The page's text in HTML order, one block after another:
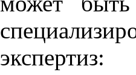
экспертиз: